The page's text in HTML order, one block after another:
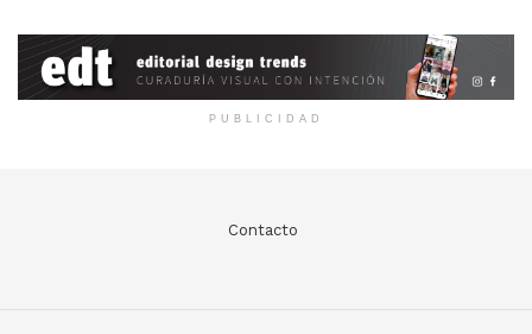
PUBLICIDAD
Contacto